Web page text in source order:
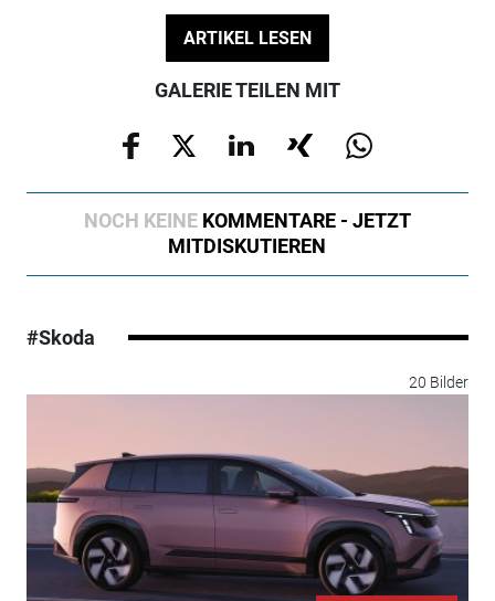
ARTIKEL LESEN
GALERIE TEILEN MIT
NOCH KEINE KOMMENTARE - JETZT
MITDISKUTIEREN
#Skoda
20 Bilder